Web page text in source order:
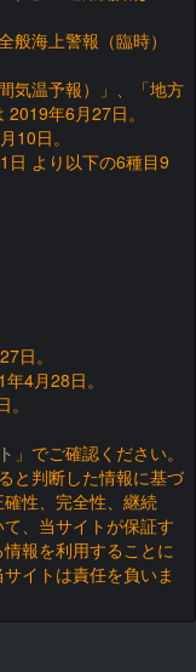
海上警報（臨時）
気温予報）」、「地方
年6月27日。
10日。
日 より以下の6種目9
日。
4月28日。
」でご確認ください。
と判断した情報に基づ
性、完全性、継続
、当サイトが保証す
報を利用することに
イトは責任を負いま